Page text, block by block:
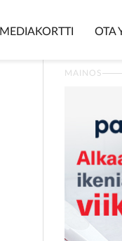
MEDIAKORTTI OTA
MAINOS